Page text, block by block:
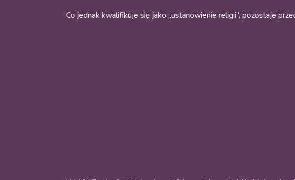
Co jednak kwalifikuje się jako „ustanowienie religii”, pozostaje